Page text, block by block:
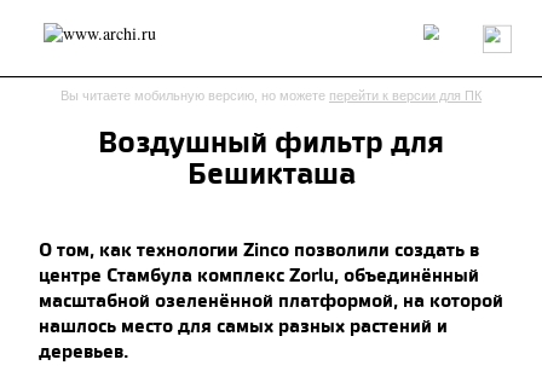
Россия Мир Технологии Интерьер Пресса
Архитекторы
Обзор
Объект
Результаты конкурса
Репортаж
Рецензия Архитектура
Выставка
Дизайн
Иностранцы в России
Интерьер
Книги
Наследие
Вы читаете мобильную версию, но можете перейти к версии для ПК
Воздушный фильтр для
Бешикташа
О том, как технологии Zinco позволили создать в
центре Стамбула комплекс Zorlu, объединённый
масштабной озеленённой платформой, на которой
нашлось место для самых разных растений и
деревьев.